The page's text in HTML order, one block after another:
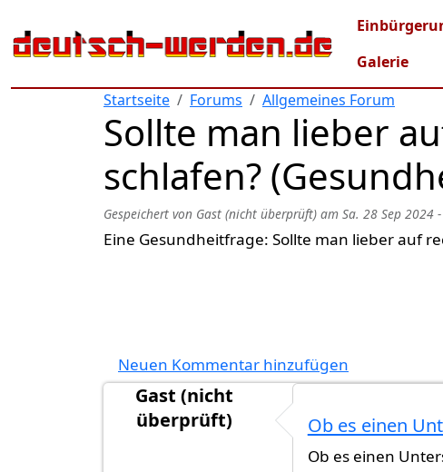
Main
Galerie
Startseite
Forums Allgemeines Forum
Sollte man lieber
schlafen?
Gespeichert von Gast (nicht überprüft) am Sa. 28 Sep 2024
Eine Gesundheitfrage: Sollte man lieber auf
Neuen Kommentar hinzufügen
Gast (nicht
überprüft)
Ob es einen
Ob es einen